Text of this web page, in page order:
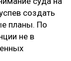
создать
планы. По
не в